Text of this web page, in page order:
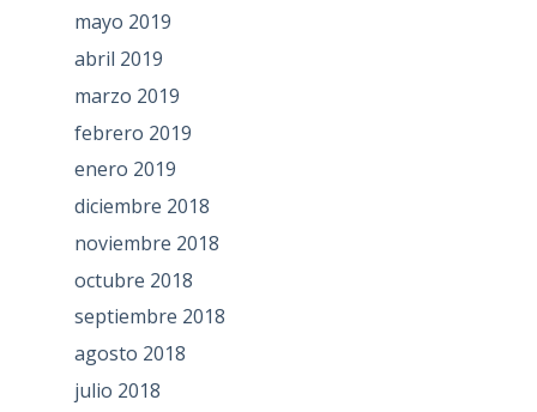
mayo 2019
abril 2019
marzo 2019
febrero 2019
enero 2019
diciembre 2018
noviembre 2018
octubre 2018
septiembre 2018
agosto 2018
julio 2018